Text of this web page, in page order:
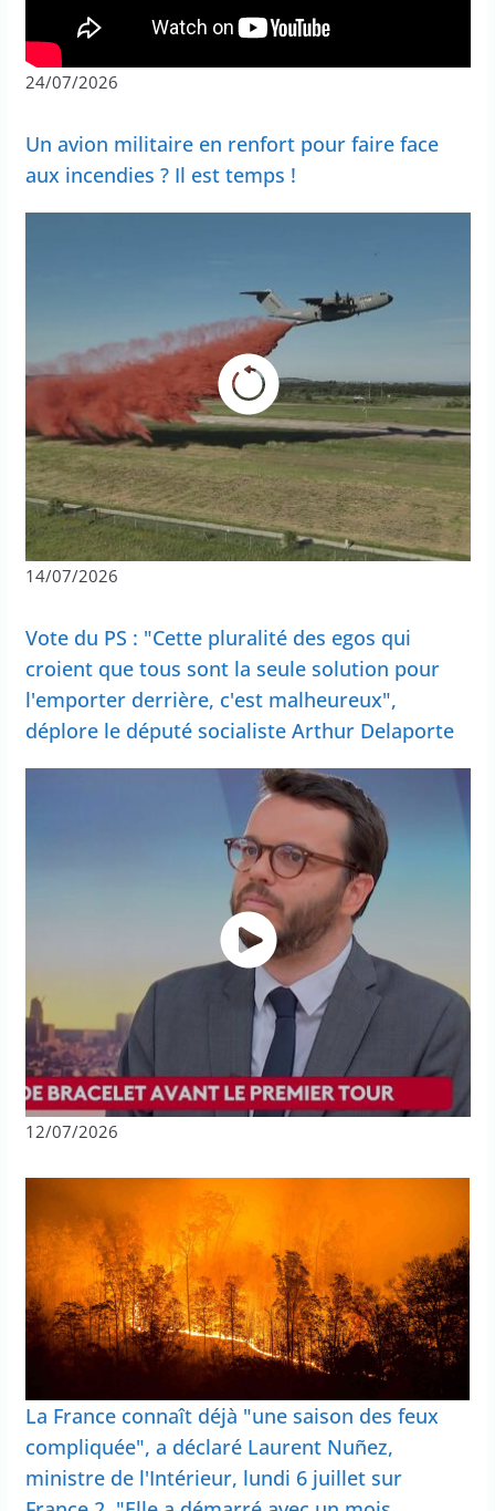
24/07/2026
Un avion militaire en renfort pour faire face
aux incendies ? Il est temps !
14/07/2026
Vote du PS : "Cette pluralité des egos qui
croient que tous sont la seule solution pour
l'emporter derrière, c'est malheureux",
déplore le député socialiste Arthur Delaporte
12/07/2026
La France connaît déjà "une saison des feux
compliquée", a déclaré Laurent Nuñez,
ministre de l'Intérieur, lundi 6 juillet sur